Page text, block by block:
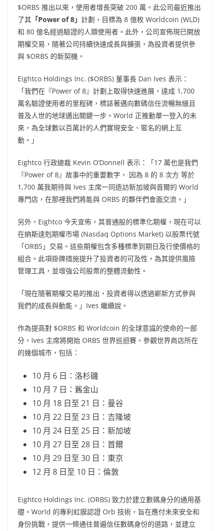
$ORBS 推出以來，使用者增長突破 200 萬。此公司最近推出
了其 「Power of 8」 計劃，目標為 8 億枚 Worldcoin (WLD)
和 80 億名經過驗證的人類使用者。此外，公司宣佈現已開放
期權交易，隨著公司持續快速成長與擴張，為投資者提供參
與 $ORBS 的新契機。
Eightco Holdings Inc. ($ORBS) 董事長 Dan Ives 表示：
「我們在『Power of 8』計劃上取得快速進展，達成 1,700
萬名驗證使用者的里程碑，標誌著邁向數碼信任流暢無縫且
普及人世的地球邁出關鍵一步。World 正推動單一登入的未
來，為全球數以百萬計的人們實現安全、匿名的網上互
動。」
Eightco 行政總裁 Kevin O’Donnell 表示：「17 萬也是我們
『Power of 8』故事中的重要數字， 因為 8 的 8 次方 等於
1,700 萬我期待與 Ives 主席一同造訪新加坡與首爾的 World
專門店，在那裡我們將能與 ORBS 的夥伴們會面交流。」
另外，Eightco 今天宣佈，其普通股的標準化期權，現在可以
在納斯達剋期權市場 (Nasdaq Options Market) 以股票代號
「ORBS」交易。這些期權包含多種標準到期日及行使價格的
組合。此項掛牌措施提升了投資者的可及性，為其提供風險
管理工具，並增強公司股票的整體流動性。
「現在隨著期權交易的推出，投資者得以透過嶄新方式參與
我們的成長與動能。」Ives 繼續說。
作為提高對 $ORBS 和 Worldcoin 的全球意識的使命的一部
分，Ives 主席將開始 ORBS 世界巡迴賽，參觀世界商店所在
的幾個城市，包括：
10 月 6 日：洛杉磯
10 月 7 日：舊金山
10 月 18 日至 21 日：曼谷
10 月 22 日至 23 日：吉隆坡
10 月 24 日至 25 日：新加坡
10 月 27 日至 28 日：首爾
10 月 29 日至 30 日：東京
12 月 8 日至 10 日：倫敦
Eightco Holdings Inc. (ORBS) 致力於建立數碼身分的通用基
礎。World 的專利虹膜認證 Orb 技術，旨在應付未來安全和
身份挑戰，提供一條通往普遍信任數碼身份的道路，並建立